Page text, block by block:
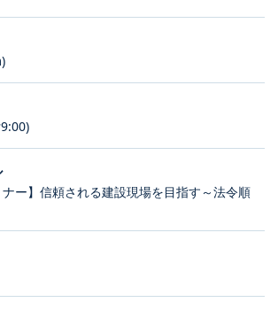
ナー】信頼される建設現場を目指す～法令順